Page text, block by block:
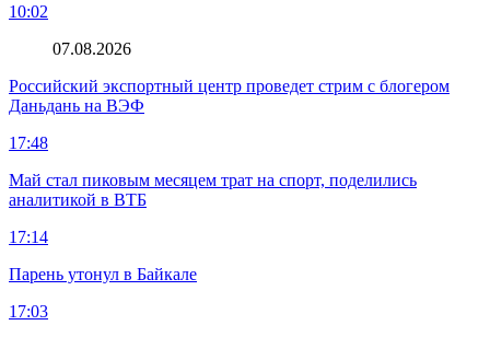
10:02
07.08.2026
Российский экспортный центр проведет стрим с блогером
Даньдань на ВЭФ
17:48
Май стал пиковым месяцем трат на спорт, поделились
аналитикой в ВТБ
17:14
Парень утонул в Байкале
17:03